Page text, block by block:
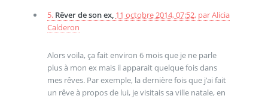
5. Rêver de son ex, 11 octobre 2014, 07:52, parAlicia
Calderon
Alors voila, ça fait environ 6 mois que je ne parle
plus à mon ex mais il apparait quelque fois dans
mes rêves. Par exemple, la dernière fois que j’ai fait
un rêve à propos de lui, je visitais sa ville natale, en